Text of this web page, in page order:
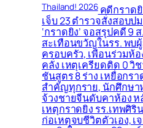
Thailand! 2026คดีกราดยิ
เจ็บ 23 ตำรวจสั่งสอบป
‘กราดยิง’ จอสรุปคดี 9
สะเทือนขวัญในรร. พบ
ครอบครัว, เพื่อนร่วมห้อ
คลั่ง เหตุเครียดติด 0 วิ
ชันสูตร 8 ร่าง เหยื่อกร
สำคัญทุกราย, นักศึกษ
จ้วงชายจีนดับคาห้อง
เหตุกราดยิง รร.เทพศิ
ก่อเหตุจบชีวิตตัวเอง,